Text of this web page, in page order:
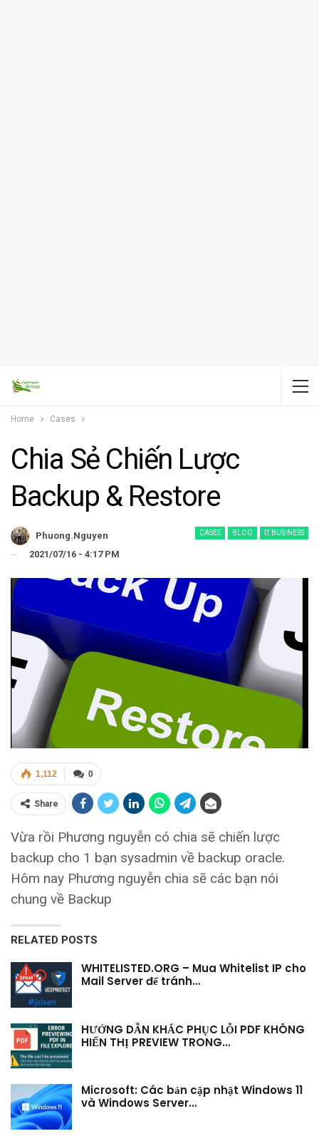
Home Cases
Chia Sẻ Chiến Lược
Backup & Restore
CASES BLOG IT BUSINESS
Phuong.nguyen
2021/07/16 - 4:17 PM
0
1,112
Share
Vừa rồi Phương nguyễn có chia sẽ chiến lược
backup cho 1 bạn sysadmin về backup oracle.
Hôm nay Phương nguyễn chia sẽ các bạn nói
chung về Backup
RELATED POSTS
WHITELISTED.ORG – Mua Whitelist IP cho
Mail Server để tránh…
HƯỚNG DẪN KHẮC PHỤC LỖI PDF KHÔNG
HIỂN THỊ PREVIEW TRONG…
Microsoft: Các bản cập nhật Windows 11
và Windows Server…